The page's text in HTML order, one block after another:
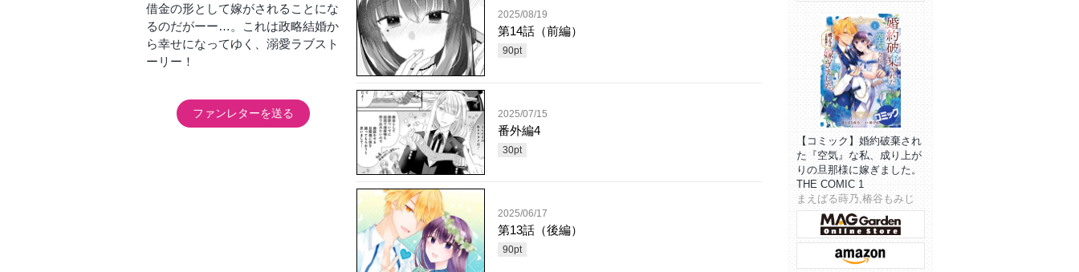
借金の形として嫁がされることにな
るのだがーー…。これは政略結婚か
ら幸せになってゆく、溺愛ラブスト
ーリー！
ファンレターを送る
2025/08/19
第14話（前編）
90pt
2025/07/15
番外編4
30pt
2025/06/17
第13話（後編）
90pt
【コミック】婚約破棄され
た『空気』な私、成り上が
りの旦那様に嫁ぎました。
THE COMIC 1
まえばる蒔乃,椿谷もみじ